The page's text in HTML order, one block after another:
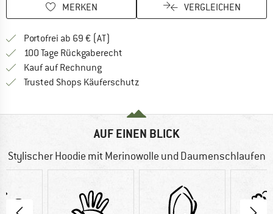
MERKEN VERGLEICHEN
Portofrei ab 69 € (AT)
100 Tage Rückgaberecht
Kauf auf RechnungFinde die Zahlungs-Infos hier! Öffnet
Trusted Shops Käuferschutz
AUF EINEN BLICK
Stylischer Hoodie mit Merinowolle und Daumenschlaufen